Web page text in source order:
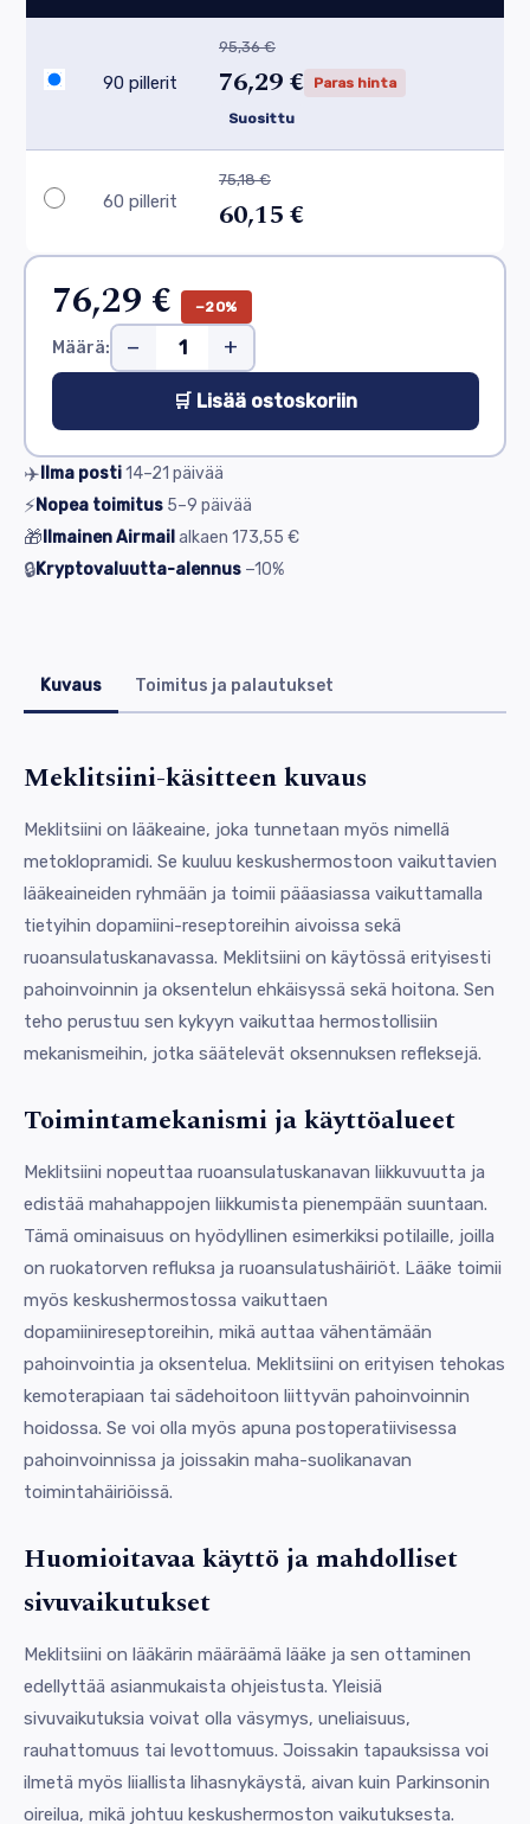
90 pillerit
95,36 €
76,29 € Paras hinta
Suosittu
60 pillerit
75,18 €
60,15 €
76,29 € −20%
Määrä: − +
🛒 Lisää ostoskoriin
✈️Ilma posti14–21 päivää
⚡Nopea toimitus 5–9 päivää
🎁Ilmainen Airmailalkaen 173,55 €
🔒Kryptovaluutta-alennus −10%
Kuvaus Toimitus ja palautukset
Meklitsiini-käsitteen kuvaus
Meklitsiini on lääkeaine, joka tunnetaan myös nimellä
metoklopramidi. Se kuuluu keskushermostoon vaikuttavien
lääkeaineiden ryhmään ja toimii pääasiassa vaikuttamalla
tietyihin dopamiini-reseptoreihin aivoissa sekä
ruoansulatuskanavassa. Meklitsiini on käytössä erityisesti
pahoinvoinnin ja oksentelun ehkäisyssä sekä hoitona. Sen
teho perustuu sen kykyyn vaikuttaa hermostollisiin
mekanismeihin, jotka säätelevät oksennuksen refleksejä.
Toimintamekanismi ja käyttöalueet
Meklitsiini nopeuttaa ruoansulatuskanavan liikkuvuutta ja
edistää mahahappojen liikkumista pienempään suuntaan.
Tämä ominaisuus on hyödyllinen esimerkiksi potilaille, joilla
on ruokatorven refluksa ja ruoansulatushäiriöt. Lääke toimii
myös keskushermostossa vaikuttaen
dopamiinireseptoreihin, mikä auttaa vähentämään
pahoinvointia ja oksentelua. Meklitsiini on erityisen tehokas
kemoterapiaan tai sädehoitoon liittyvän pahoinvoinnin
hoidossa. Se voi olla myös apuna postoperatiivisessa
pahoinvoinnissa ja joissakin maha-suolikanavan
toimintahäiriöissä.
Huomioitavaa käyttö ja mahdolliset
sivuvaikutukset
Meklitsiini on lääkärin määräämä lääke ja sen ottaminen
edellyttää asianmukaista ohjeistusta. Yleisiä
sivuvaikutuksia voivat olla väsymys, uneliaisuus,
rauhattomuus tai levottomuus. Joissakin tapauksissa voi
ilmetä myös liiallista lihasnykäystä, aivan kuin Parkinsonin
oireilua, mikä johtuu keskushermoston vaikutuksesta.